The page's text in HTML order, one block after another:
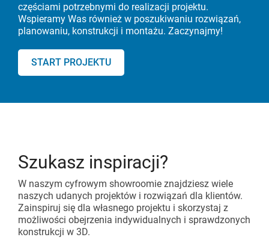
częściami potrzebnymi do realizacji projektu.
Wspieramy Was również w poszukiwaniu rozwiązań,
planowaniu, konstrukcji i montażu. Zaczynajmy!
START PROJEKTU
Szukasz inspiracji?
W naszym cyfrowym showroomie znajdziesz wiele
naszych udanych projektów i rozwiązań dla klientów.
Zainspiruj się dla własnego projektu i skorzystaj z
możliwości obejrzenia indywidualnych i sprawdzonych
konstrukcji w 3D.